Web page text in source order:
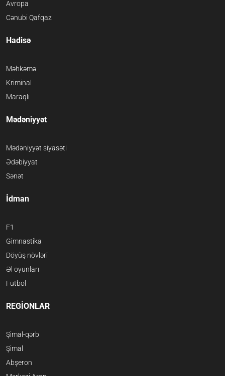
Avropa
Cənubi Qafqaz
Hadisə
Məhkəmə
Kriminal
Maraqlı
Mədəniyyət
Mədəniyyət siyasəti
Ədəbiyyat
Sənət
İdman
F1
Gimnastika
Döyüş növləri
Əl oyunları
Futbol
REGİONLAR
Şimal-qərb
Şimal
Abşeron